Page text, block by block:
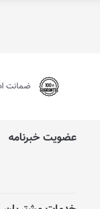
ضمانت
عضویت خبرنامه